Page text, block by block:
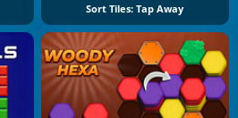
Sort Tiles: Tap Away